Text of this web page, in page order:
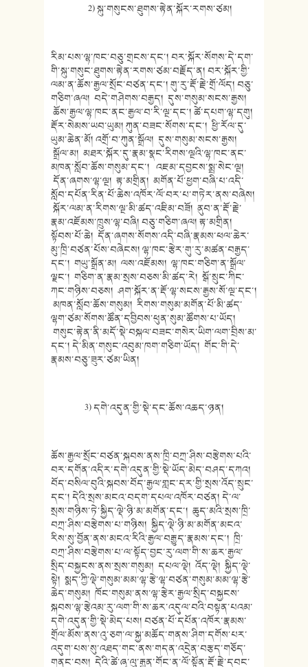
2) སྐུ་གསུངས་ཐུགས་རྟེན་སྐོར་རགས་ཙམ།
རིམ་པས་ལྷ་ཁང་བཅུ་གྲངས་དང་། བར་སྐོར་སོགས་དེ་དག་
གི་སྐུ་གསུང་ཐུགས་རྟེན་རགས་ཙམ་བརྗོད་ན། བར་སྐོར་གྱི་
ལམ་ན་ཆོས་རྒྱལ་སྲོང་བཙན་དང་། གུ་རུ་རྡོ་རྗེ་གྲོ་ལོད། བཅུ་
གཅིག་ཞལ། བདེ་གཤེགས་བརྒྱད། དུས་གསུམ་སངས་རྒྱས།
ཆོས་རྒྱལ་ལྷ་ཁང་ནང་རྒྱལ་བ་རི་ལྔ་དང་། ཚེ་དཔག་ལྷ་དགུ།
རྡོར་སེམས་ཡབ་ཡུམ། ཀུན་བཟང་སོགས་དང་། ཕྱི་རོལ་དུ་
ཡུམ་ཆེན་མོ། འགྲོ་བ་ཀུན་སྒྲོལ། དུས་གསུམ་སངས་རྒྱས།
སྒྲོལ་མ། མཐར་སྐོར་དུ་རྣམ་སྣང་རིགས་ལྔའི་ལྷ་ཁང་ནང་
མཁན་སློབ་ཆོས་གསུམ་དང་། འཇམ་དབྱངས་སྨྲ་སེང་ལྔ།
དོན་ཞགས་ལྷ་ལྔ། རྟ་མགྲིན། མགོན་པོ་ཕྱག་བཞི་པ་འདི་
སློབ་དཔོན་རིན་པོ་ཆེས་འཁོར་ལོ་བར་པ་གཏེར་ནས་བཞེས།
སྐོར་ལམ་ན་རིགས་ལྔ་མི་ཚད་འཇིམ་བཟོ། ནུབ་ན་རྡོ་རྗེ་
རྣམ་འཇོམས་ཁྲུས་ལྷ་བཞི། བཅུ་གཅིག་ཞལ། རྟ་མགྲིན།
སྟོབས་པོ་ཆེ། དོན་ཞགས་སོགས་འདི་བཞི་རྣམས་ཕལ་ཆེར་
མུ་ཁྲི་བཙན་པོས་བཞེངས། ལྷ་ཁང་རྩེར་གུ་རུ་མཚན་བརྒྱད་
དང་། གཡུ་སྒྲོན་མ། ལས་འཇོམས། ལྷ་ཁང་གཅིག་ན་སྒྲོལ་
ལྗང་། གཅིག་ན་རྣམ་སྲས་བཅས་མི་ཚད་རེ། སྒོ་སྲུང་ཀིང་
ཀང་གཉིས་བཅས། ཤག་སྐོར་ན་རྡོ་ལྷ་སངས་རྒྱས་སོ་ལྔ་དང་།
མཁན་སློབ་ཆོས་གསུམ། རིགས་གསུམ་མགོན་པོ་མི་ཚད་
ལྷག་ཙམ་སོགས་ཚོན་དབྱིབས་ཕུན་སུམ་ཚོགས་པ་ཡོད།
གསུང་རྟེན་ནི་མདོ་སྡེ་བསྐལ་བཟང་གསེར་ཡིག་ལག་བྲིས་མ་
དང་། དེ་མིན་གསུང་འབུམ་ཁག་གཅིག་ཡོད། གོང་གི་དེ་
རྣམས་བཅུ་ཟུར་ཙམ་ཡིན།
3) དགེ་འདུན་གྱི་སྡེ་དང་ཆོས་འཆད་ཉན།
ཆོས་རྒྱལ་སྲོང་བཙན་སྐབས་ནས་ཁྲི་བཀྲ་ཤིས་བརྩེགས་པའི་
བར་དགོན་འདིར་དགེ་འདུན་གྱི་སྡེ་ཡོད་མེད་བཤད་དཀའ།
བོད་བསིལ་བུའི་སྐབས་བོད་རྒྱལ་གླང་དར་གྱི་སྲས་འོད་སྲུང་
དང་། དེའི་སྲས་མངའ་བདག་དཔལ་འཁོར་བཙན། དེ་ལ་
སྲས་གཉིས་ཏེ་སྐྱིད་ལྡེ་ཉི་མ་མགོན་དང་། ཆུད་མའི་སྲས་ཁྲི་
བཀྲ་ཤིས་བརྩེགས་པ་གཉིས། སྐྱིད་ལྡེ་ཉི་མ་མགོན་མངའ་
རིས་སུ་བྱོན་ནས་མངའ་རིའི་རྒྱལ་བརྒྱུད་རྣམས་དང་། ཁྲི་
བཀྲ་ཤིས་བརྩེགས་པ་ལ་སྟོད་བྱང་རུ་ལག་གི་ས་ཆར་རྒྱལ་
སྲིད་བསྐྱངས་ནས་སྲས་གསུམ། དཔལ་ལྡེ། འོད་ལྡེ། སྐྱིད་ལྡེ་
སྟེ། སྨད་ཀྱི་ལྡེ་གསུམ་མམ་ལྷ་རྩེ་ལྷ་བཙན་གསུམ་མམ་ལྷ་རྩེ་
ཆེད་གསུམ། ཁོང་གསུམ་ནས་ལྷ་རྩེར་རྒྱལ་སྲིད་བསྐྱངས་
སྐབས་ལྷ་རྩེའམ་རུ་ལག་གི་ས་ཆར་འདུལ་བའི་བསྟན་པའམ་
དགེ་འདུན་གྱི་སྡེ་མེད་པས། བཙན་པོ་དཔོན་འཁོར་རྣམས་
གྲོལ་མོས་ནས་འུ་ཅག་ལ་སྐྱ་མཆོད་གནས་ཤིག་དགོས་པར་
འདུག་པས་སུ་འཐད་གང་ནས་གདན་འདྲེན་བརྩད་གཅོད་
གནང་བས། དེའི་ཚེ་ཞྭ་ལུ་རྒྱན་གོང་ན་ལོ་སྟོན་རྡོ་རྗེ་དབང་